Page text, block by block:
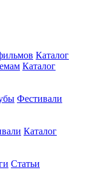
Каталог
Каталог
Фестивали
Каталог
Статьи